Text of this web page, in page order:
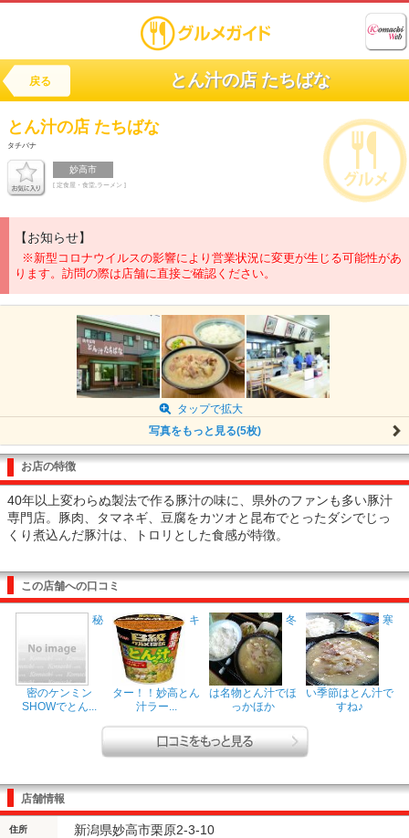
戻る とん汁の店 たちばな
とん汁の店 たちばな
タチバナ
妙高市
[ 定食屋・食堂,ラーメン ]
【お知らせ】
※新型コロナウイルスの影響により営業状況に変更が生じる可能性があ
ります。訪問の際は店舗に直接ご確認ください。
タップで拡大
写真をもっと見る(5枚)
お店の特徴
40年以上変わらぬ製法で作る豚汁の味に、県外のファンも多い豚汁
専門店。豚肉、タマネギ、豆腐をカツオと昆布でとったダシでじっ
くり煮込んだ豚汁は、トロリとした食感が特徴。
この店舗への口コミ
秘
密のケンミン
SHOWでとん...
キ
ター！！妙高とん
汁ラー...
冬
は名物とん汁でほ
っかほか
寒
い季節はとん汁で
すね♪
店舗情報
住所 新潟県妙高市栗原2-3-10